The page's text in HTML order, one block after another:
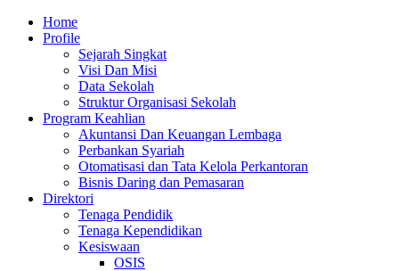
Skip
Primary
Menu
Home
Profile
Sejarah Singkat
Visi Dan Misi
Data Sekolah
Struktur Organisasi Sekolah
Program Keahlian
Akuntansi Dan Keuangan Lembaga
Perbankan Syariah
Otomatisasi dan Tata Kelola Perkantoran
Bisnis Daring dan Pemasaran
Direktori
Tenaga Pendidik
Tenaga Kependidikan
Kesiswaan
OSIS